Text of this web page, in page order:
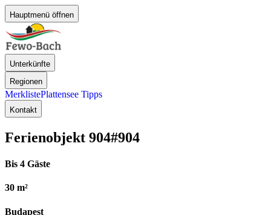
Hauptmenü öffnen
Unterkünfte
Regionen
MerklistePlattensee Tipps
Kontakt
Ferienobjekt 904#904
Bis 4 Gäste
30 m²
Budapest